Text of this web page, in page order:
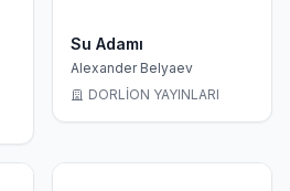
Su Adamı
Alexander Belyaev
DORLİON YAYINLARI